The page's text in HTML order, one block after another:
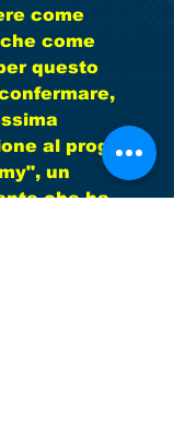
come
come
questo
al progetto
un
che ha